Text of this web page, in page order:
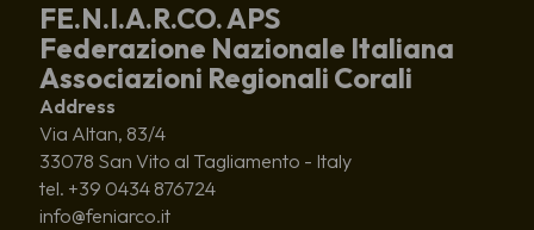
FE.N.I.A.R.CO. APS
Federazione Nazionale Italiana
Associazioni Regionali Corali
Address
Via Altan, 83/4
33078 San Vito al Tagliamento - Italy
tel. +39 0434 876724
info@feniarco.it